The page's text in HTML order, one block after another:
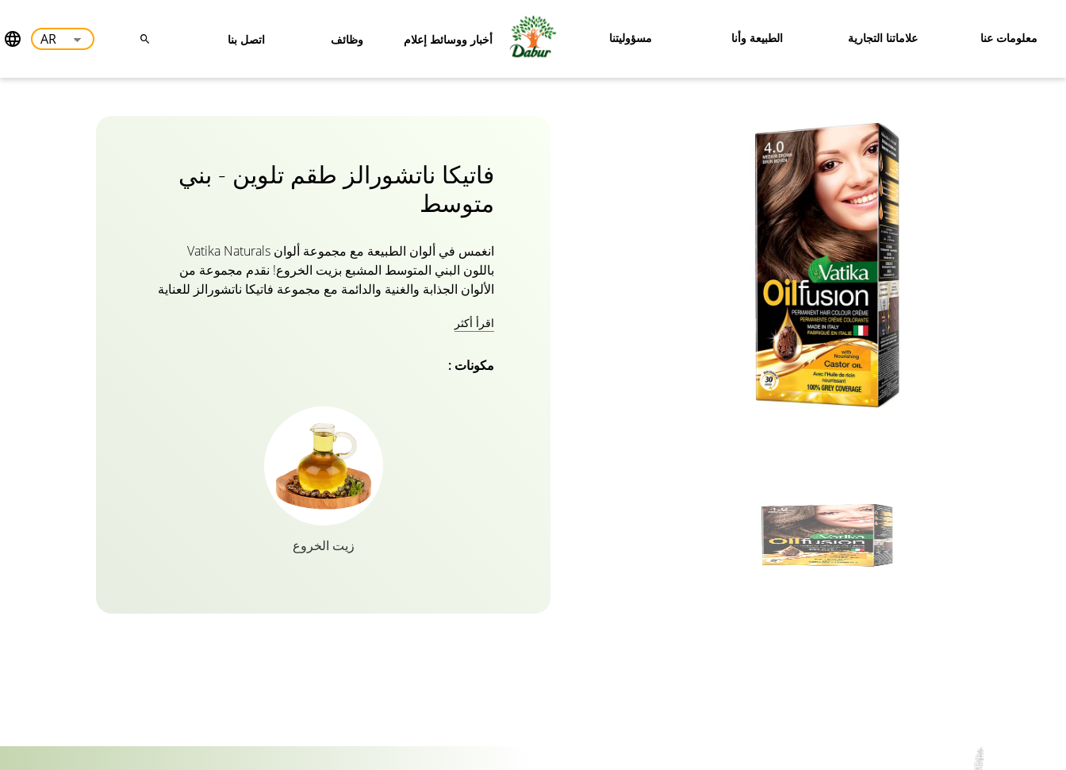
معلومات عنا علاماتنا التجارية الطبيعة وأنا مسؤوليتنا أخبار ووسائط إعلام وظائف اتصل بنا
فاتيكا ناتشورالز طقم تلوين - بني
متوسط
انغمس في ألوان الطبيعة مع مجموعة ألوان Vatika Naturals
باللون البني المتوسط المشبع بزيت الخروع! نقدم مجموعة من
الألوان الجذابة والغنية والدائمة مع مجموعة فاتيكا ناتشورالز للعناية
Crème. احصلي على لون شعرك الدائم ذو اللون البني المتوسط مع
اقرأ أكثر
مكونات :
زيت الخروع